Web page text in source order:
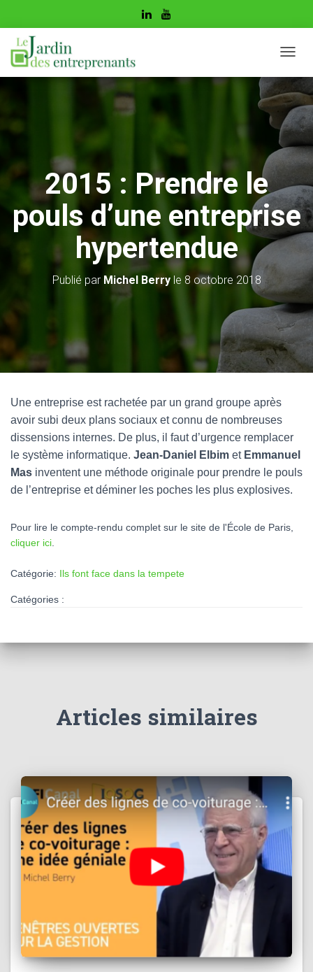
É
L
I
E
R
V
I
G
O
N
2015 : Prendre le
pouls d’une entreprise
hypertendue
Publié par Michel Berryle 8 octobre 2018
Une entreprise est rachetée par un grand groupe après
avoir subi deux plans sociaux et connu de nombreuses
dissensions internes. De plus, il faut d’urgence remplacer
le système informatique. Jean-Daniel Elbim et Emmanuel
Mas inventent une méthode originale pour prendre le pouls
de l’entreprise et déminer les poches les plus explosives.
Pour lire le compte-rendu complet sur le site de l'École de Paris,
cliquer ici
Catégorie: Ils font face dans la tempete
Catégories :
Articles similaires